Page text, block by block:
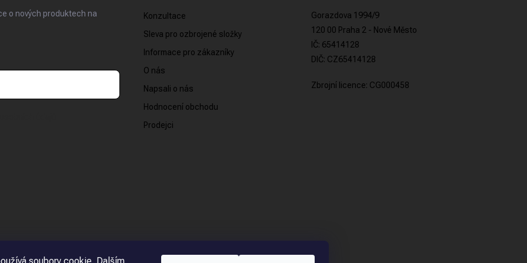
o nových produktech na
Konzultace
Sleva pro ozbrojené složky
Informace pro zákazníky
O nás
Napsali o nás
Hodnocení obchodu
Prodejci
Gorazdova 1994/9
120 00 Praha 2 - Nové Město
IČ: 65414128
DIČ: CZ65414128
Zbrojní licence: CG000458